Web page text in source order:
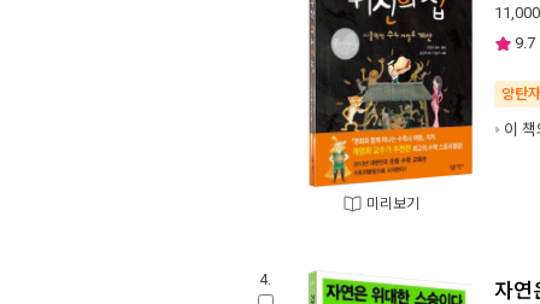
미리보기
11,000
9.7
양탄
이
4. 자연